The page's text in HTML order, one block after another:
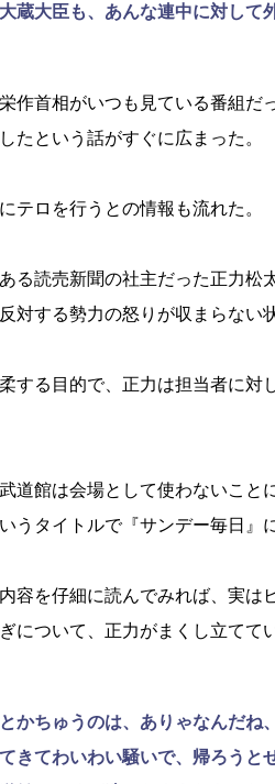
蔵大臣も、あんな連中に対して
作首相がいつも見ている番組
たという話がすぐに広まった。
テロを行うとの情報も流れた。
る読売新聞の社主だった正力
対する勢力の怒りが収まらない
する目的で、正力は担当者に
道館は会場として使わないこ
うタイトルで『サンデー毎日』
容を仔細に読んでみれば、実は
について、正力がまくし立てて
かちゅうのは、ありゃなんだ
きてわいわい騒いで、帰ろう